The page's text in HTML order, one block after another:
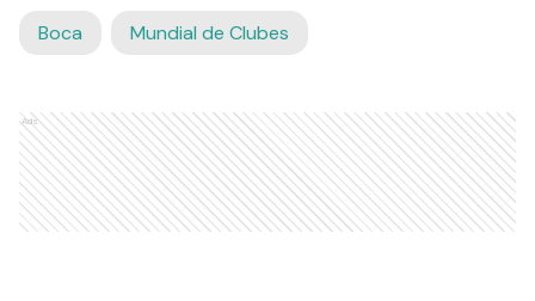
Boca Mundial de Clubes
Ads